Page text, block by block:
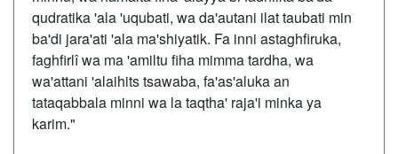
qudratika 'ala 'uqubati, wa da'autani ilat taubati min
ba'di jara'ati 'ala ma'shiyatik. Fa inni astaghfiruka,
faghfirlî wa ma 'amiltu fiha mimma tardha, wa
wa'attani 'alaihits tsawaba, fa'as'aluka an
tataqabbala minni wa la taqtha' raja'i minka ya
karim."